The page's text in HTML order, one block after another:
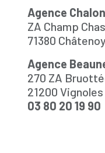
Agence
ZA Champ
71380
Agence
270 ZA
21200 Vignoles
03 80 20 19 90